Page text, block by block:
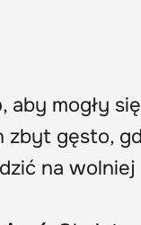
, aby mogły się
zbyt gęsto,
na wolniej